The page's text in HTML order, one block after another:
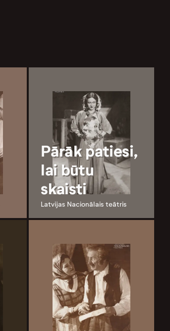
Pārāk patiesi,
lai būtu
skaisti
Latvijas Nacionālais teātris